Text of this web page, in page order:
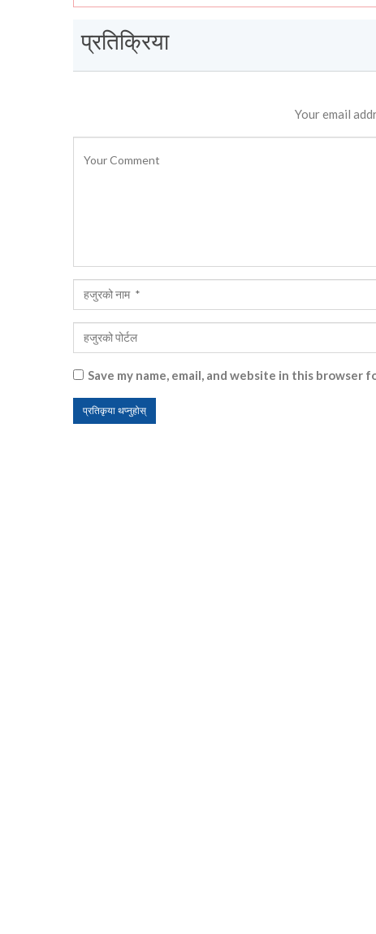
प्रतिक्रिया
Your email
Save my name, email, and website in this browser